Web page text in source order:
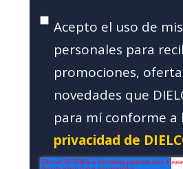
Acepto el uso de
personales para
promociones,
novedades que
para mí conforme a
privacidad de